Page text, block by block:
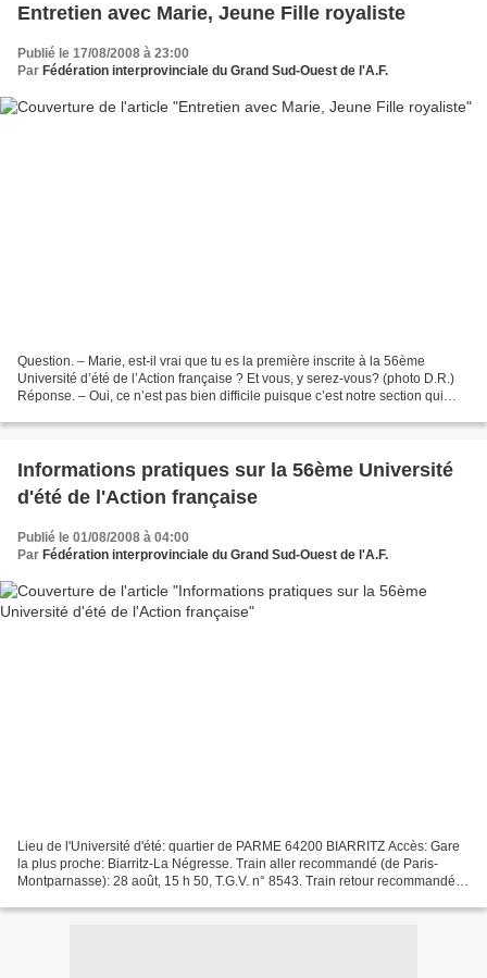
Entretien avec Marie, Jeune Fille royaliste
Publié le 17/08/2008 à 23:00
Par Fédération interprovinciale du Grand Sud-Ouest de l'A.F.
Question. – Marie, est-il vrai que tu es la première inscrite à la 56ème
Université d’été de l’Action française ? Et vous, y serez-vous? (photo D.R.)
Réponse. – Oui, ce n’est pas bien difficile puisque c’est notre section qui
Informations pratiques sur la 56ème Université
d'été de l'Action française
Publié le 01/08/2008 à 04:00
Par Fédération interprovinciale du Grand Sud-Ouest de l'A.F.
Lieu de l'Université d'été: quartier de PARME 64200 BIARRITZ Accès: Gare
la plus proche: Biarritz-La Négresse. Train aller recommandé (de Paris-
Montparnasse): 28 août, 15 h 50, T.G.V. n° 8543. Train retour recommandé